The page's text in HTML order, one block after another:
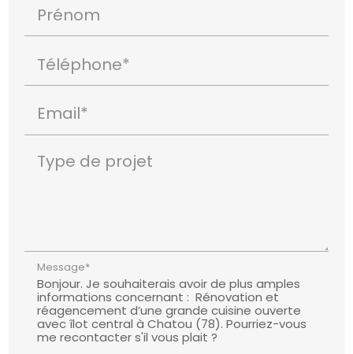
Prénom
Téléphone*
Email*
Type de projet
Message*